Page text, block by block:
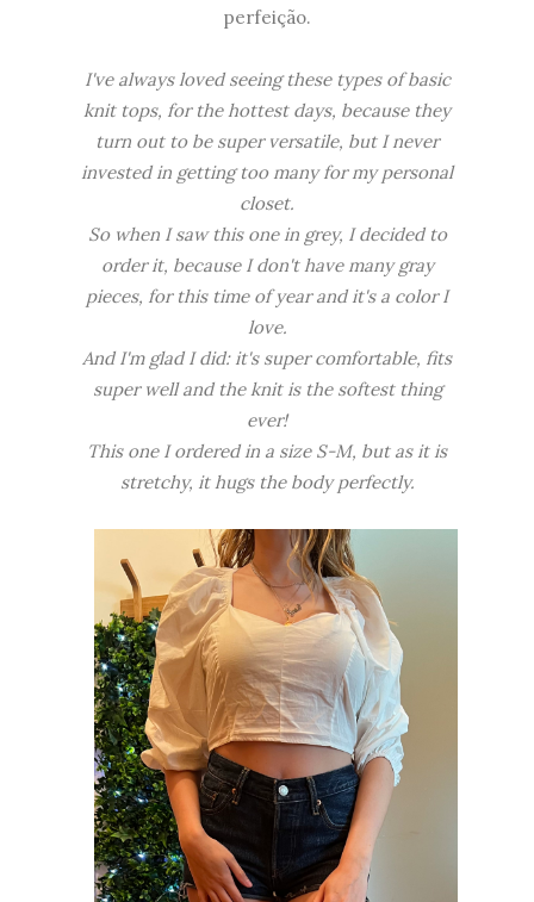
perfeição.
I've always loved seeing these types of basic
knit tops, for the hottest days, because they
turn out to be super versatile, but I never
invested in getting too many for my personal
closet.
So when I saw this one in grey, I decided to
order it, because I don't have many gray
pieces, for this time of year and it's a color I
love.
And I'm glad I did: it's super comfortable, fits
super well and the knit is the softest thing
ever!
This one I ordered in a size S-M, but as it is
stretchy, it hugs the body perfectly.